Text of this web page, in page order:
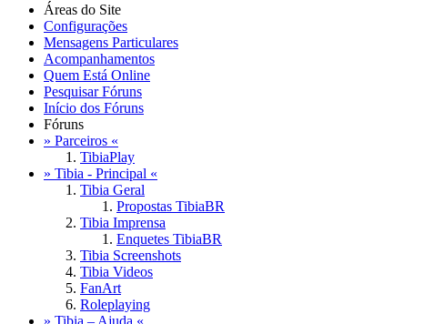
Áreas do Site
Configurações
Mensagens Particulares
Acompanhamentos
Quem Está Online
Pesquisar Fóruns
Início dos Fóruns
Fóruns
» Parceiros «
TibiaPlay
» Tibia - Principal «
Tibia Geral
Propostas TibiaBR
Tibia Imprensa
Enquetes TibiaBR
Tibia Screenshots
Tibia Videos
FanArt
Roleplaying
» Tibia – Ajuda «